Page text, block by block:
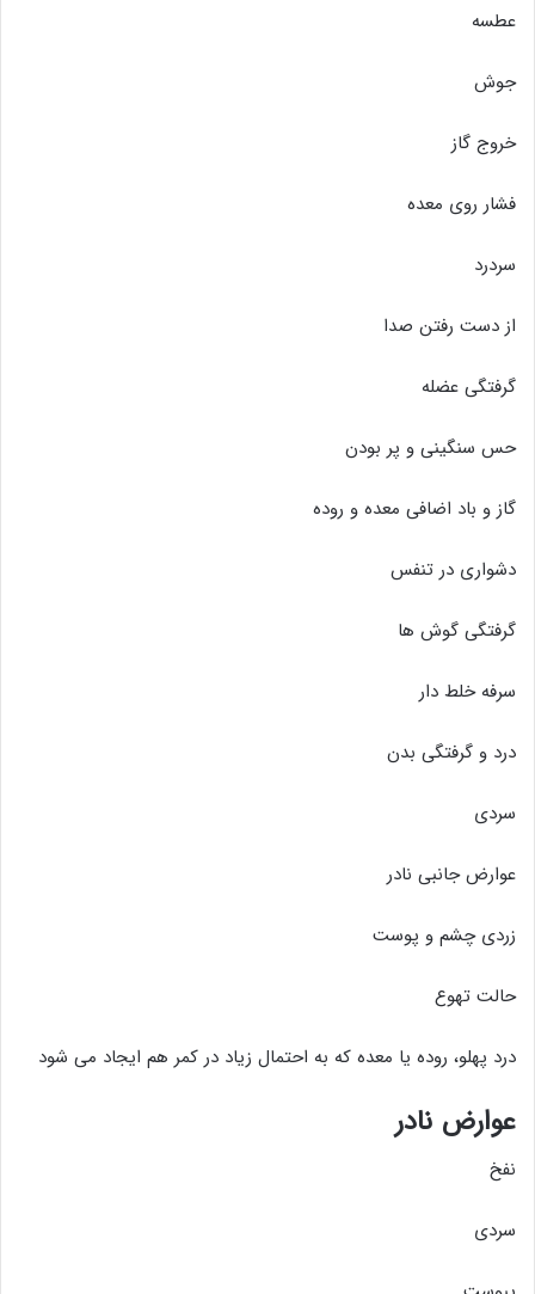
عطسه
جوش
خروج گاز
فشار روی معده
سردرد
از دست رفتن صدا
گرفتگی عضله
حس سنگینی و پر بودن
گاز و باد اضافی معده و روده
دشواری در تنفس
گرفتگی گوش ها
سرفه خلط دار
درد و گرفتگی بدن
سردی
عوارض جانبی نادر
زردی چشم و پوست
حالت تهوع
درد پهلو، روده یا معده که به احتمال زیاد در کمر هم ایجاد می شود
عوارض نادر
نفخ
سردی